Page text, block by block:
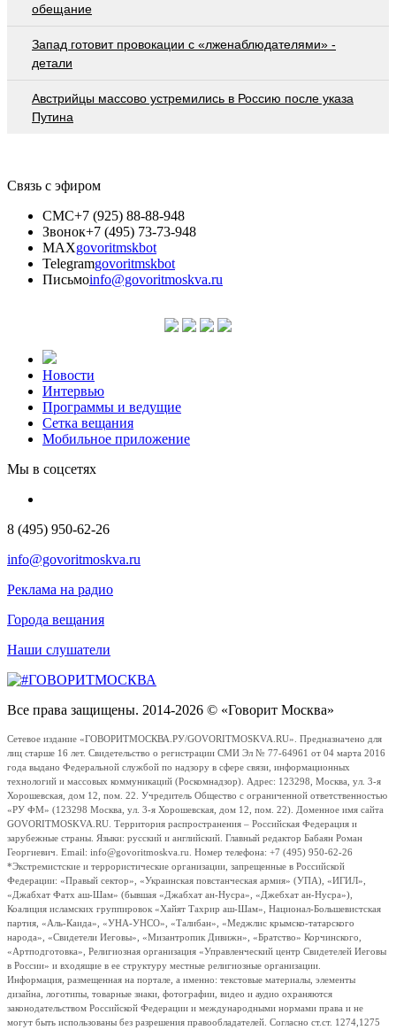
обещание
Запад готовит провокации с «лженаблюдателями» -
детали
Австрийцы массово устремились в Россию после указа
Путина
Связь с эфиром
СМС+7 (925) 88-88-948
Звонок+7 (495) 73-73-948
MAXgovoritmskbot
Telegramgovoritmskbot
Письмоinfo@govoritmoskva.ru
Новости
Интервью
Программы и ведущие
Сетка вещания
Мобильное приложение
Мы в соцсетях
8 (495) 950-62-26
info@govoritmoskva.ru
Реклама на радио
Города вещания
Наши слушатели
Все права защищены. 2014-2026 © «Говорит Москва»
Сетевое издание «ГОВОРИТМОСКВА.РУ/GOVORITMOSKVA.RU». Предназначено для
лиц старше 16 лет. Свидетельство о регистрации СМИ Эл № 77-64961 от 04 марта 2016
года выдано Федеральной службой по надзору в сфере связи, информационных
технологий и массовых коммуникаций (Роскомнадзор). Адрес: 123298, Москва, ул. 3-я
Хорошевская, дом 12, пом. 22. Учредитель Общество с ограниченной ответственностью
«РУ ФМ» (123298 Москва, ул. 3-я Хорошевская, дом 12, пом. 22). Доменное имя сайта
GOVORITMOSKVA.RU. Территория распространения – Российская Федерация и
зарубежные страны. Языки: русский и английский. Главный редактор Бабаян Роман
Георгиевич. Email: info@govoritmoskva.ru. Номер телефона: +7 (495) 950-62-26
*Экстремистские и террористические организации, запрещенные в Российской
Федерации: «Правый сектор», «Украинская повстанческая армия» (УПА), «ИГИЛ»,
«Джабхат Фатх аш-Шам» (бывшая «Джабхат ан-Нусра», «Джебхат ан-Нусра»),
Коалиция исламских группировок «Хайят Тахрир аш-Шам», Национал-Большевистская
партия, «Аль-Каида», «УНА-УНСО», «Талибан», «Меджлис крымско-татарского
народа», «Свидетели Иеговы», «Мизантропик Дивижн», «Братство» Корчинского,
«Артподготовка», Религиозная организация «Управленческий центр Свидетелей Иеговы
в России» и входящие в ее структуру местные религиозные организации.
Информация, размещенная на портале, а именно: текстовые материалы, элементы
дизайна, логотипы, товарные знаки, фотографии, видео и аудио охраняются
законодательством Российской Федерации и международными нормами права и не
могут быть использованы без разрешения правообладателей. Согласно ст.ст. 1274,1275